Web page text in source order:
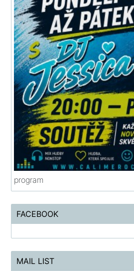
program
FACEBOOK
MAIL LIST